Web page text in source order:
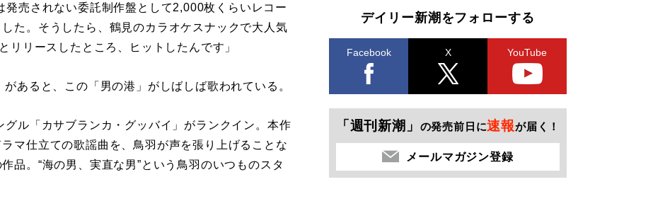
発売されない委託制作盤として2,000枚くらいレコー
た。そうしたら、鶴見のカラオケスナックで大人気
リリースしたところ、ヒットしたんです」
あると、この「男の港」がしばしば歌われている。
ル「カサブランカ・グッバイ」がランクイン。本作
マ仕立ての歌謡曲を、鳥羽が声を張り上げることな
品。“海の男、実直な男”という鳥羽のいつものスタ
デイリー新潮をフォローする
Facebook X YouTube
「週刊新潮」 の発売前日に速報が届く！
メールマガジン登録